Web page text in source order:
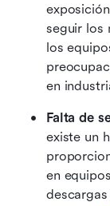
seguir los
los
en
Falta de
existe un
en